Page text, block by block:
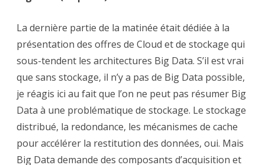
La dernière partie de la matinée était dédiée à la
présentation des offres de Cloud et de stockage qui
sous-tendent les architectures Big Data. S’il est vrai
que sans stockage, il n’y a pas de Big Data possible,
je réagis ici au fait que l’on ne peut pas résumer Big
Data à une problématique de stockage. Le stockage
distribué, la redondance, les mécanismes de cache
pour accélérer la restitution des données, oui. Mais
Big Data demande des composants d’acquisition et